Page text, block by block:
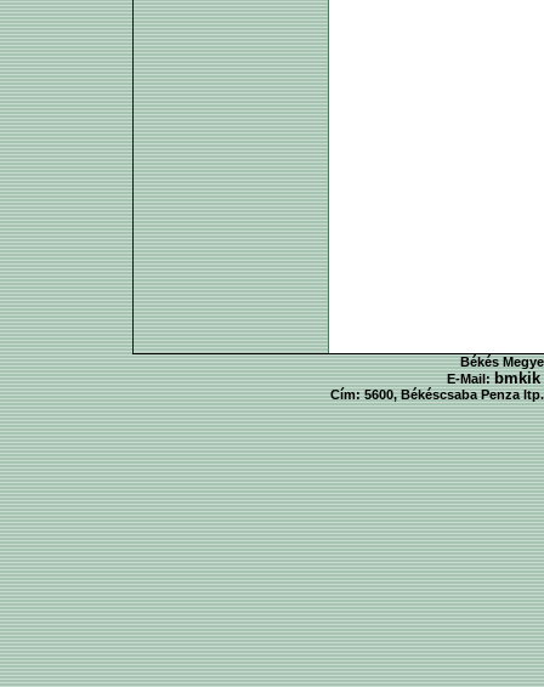
Békés
E-Mail:bmkik
Cím: 5600, Békéscsaba Penza